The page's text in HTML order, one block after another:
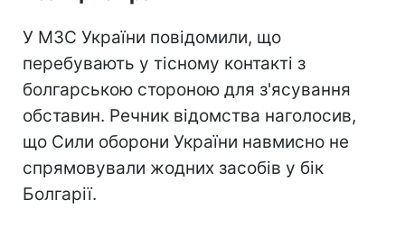
У МЗС України повідомили, що
перебувають у тісному контакті з
болгарською стороною для з'ясування
обставин. Речник відомства наголосив,
що Сили оборони України навмисно не
спрямовували жодних засобів у бік
Болгарії.